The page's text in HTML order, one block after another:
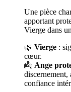
Une pièce
apportant
Vierge dans
🌿 Vierge :
cœur.
👼 Ange
discernement,
confiance